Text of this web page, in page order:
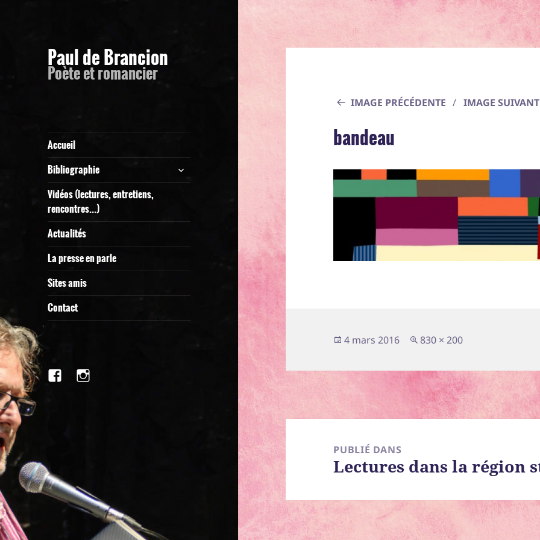
Paul de Brancion
Poète et romancier
Accueil
Bibliographie
ouvrir
le
Vidéos (lectures, entretiens,
rencontres…)
Actualités
La presse en parle
Sites amis
Contact
facebookInstagram
IMAGE PRÉCÉDENTE IMAGE
bandeau
Publié
4 mars 2016
Taille
830 × 200
PUBLIÉ DANS
Lectures dans la région